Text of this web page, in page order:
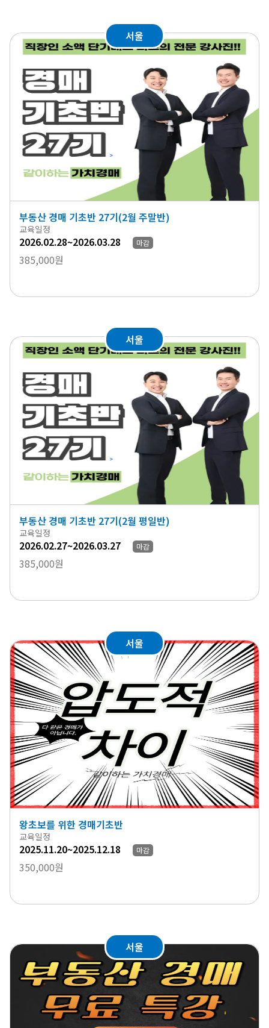
서울
부동산 경매 기초반 27기(2월 주말반)
교육일정
2026.02.28~2026.03.28 마감
385,000원
서울
부동산 경매 기초반 27기(2월 평일반)
교육일정
2026.02.27~2026.03.27 마감
385,000원
서울
왕초보를 위한 경매기초반
교육일정
2025.11.20~2025.12.18 마감
350,000원
서울